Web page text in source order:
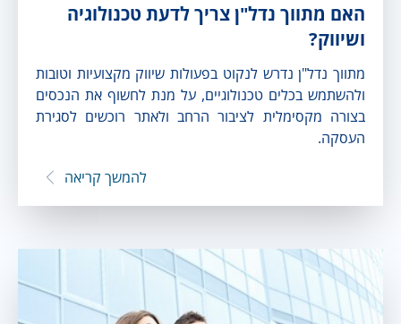
האם מתווך נדל"ן צריך לדעת טכנולוגיה
ושיווק?
מתווך נדל"ן נדרש לנקוט בפעולות שיווק מקצועיות וטובות
ולהשתמש בכלים טכנולוגיים, על מנת לחשוף את הנכסים
בצורה מקסימלית לציבור הרחב ולאתר רוכשים לסגירת
העסקה.
להמשך קריאה